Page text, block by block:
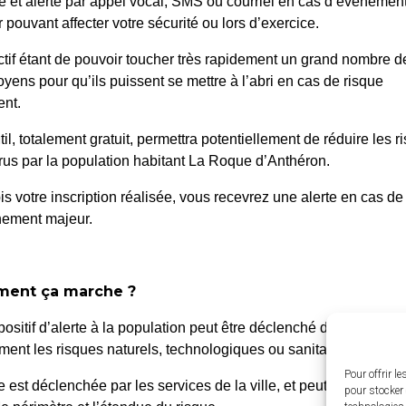
Pour offrir
pour
d’Anthéron
La Roque d’Anthéron
de 8h30
Le
de 8h30
pouvant affecter votre sécurité ou lors d’exercice.
étant de pouvoir toucher très rapidement un grand nombre
pour qu’ils puissent se mettre à l’abri en cas de risque
totalement gratuit, permettra potentiellement de réduire les
par la population habitant La Roque d’Anthéron.
votre inscription réalisée, vous recevrez une alerte en cas de
majeur.
ça marche ?
d’alerte à la population peut être déclenché dans
les risques naturels, technologiques ou sanitaires.
est déclenchée par les services de la ville, et peut être